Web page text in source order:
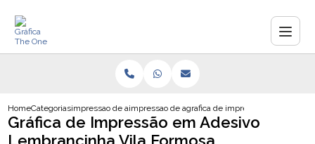
HomeCategoriasimpressao de adesivosimpressao de adesivo envelopamento
grafica de impressao em adesivo
Gráfica de Impressão em Adesivo